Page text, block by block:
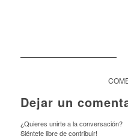
Dejar un
¿Quieres unirte a la conversación?
Siéntete libre de contribuir!